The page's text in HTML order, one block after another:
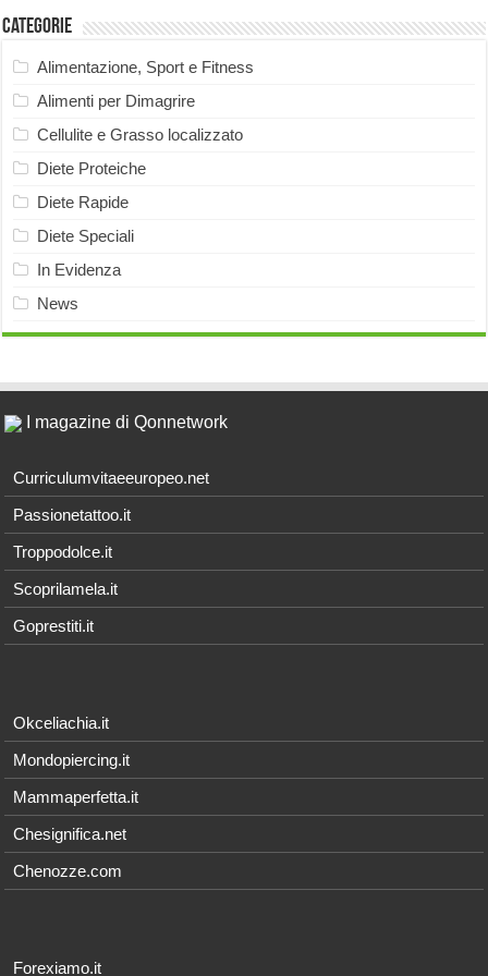
Categorie
Alimentazione, Sport e Fitness
Alimenti per Dimagrire
Cellulite e Grasso localizzato
Diete Proteiche
Diete Rapide
Diete Speciali
In Evidenza
News
I magazine di Qonnetwork
Curriculumvitaeeuropeo.net
Passionetattoo.it
Troppodolce.it
Scoprilamela.it
Goprestiti.it
Okceliachia.it
Mondopiercing.it
Mammaperfetta.it
Chesignifica.net
Chenozze.com
Forexiamo.it